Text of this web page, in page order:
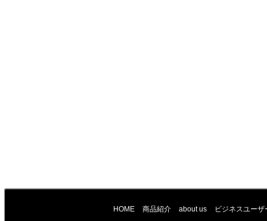
HOME 商品紹介 about us ビジネスユー